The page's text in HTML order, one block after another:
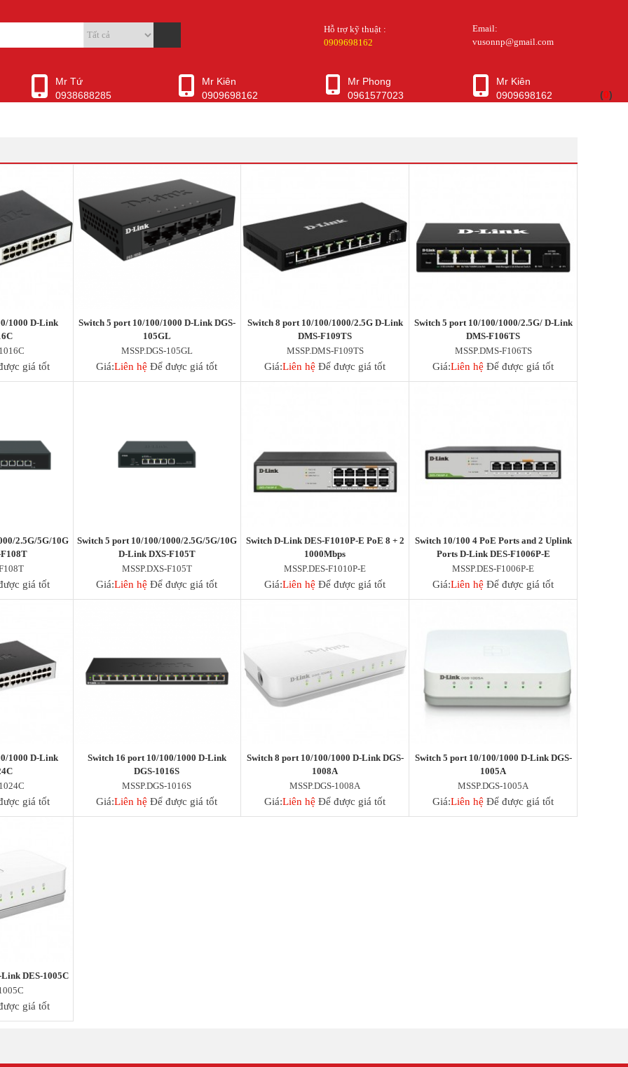
(0)
Hỗ trợ kỹ thuật :
0909698162
Email:
vusonnp@gmail.com
Mr Tứ
0938688285
Mr Kiên
0909698162
Mr Phong
0961577023
Mr Kiên
0909698162
1000 D-Link
giá tốt
Switch 5 port 10/100/1000 D-Link DGS-
105GL
MSSP.DGS-105GL
Giá:Liên hệ Để được giá tốt
Switch 8 port 10/100/1000/2.5G D-Link
DMS-F109TS
MSSP.DMS-F109TS
Giá:Liên hệ Để được giá tốt
Switch 5 port 10/100/1000/2.5G/ D-Link
DMS-F106TS
MSSP.DMS-F106TS
Giá:Liên hệ Để được giá tốt
2.5G/5G/10G
giá tốt
Switch 5 port 10/100/1000/2.5G/5G/10G
D-Link DXS-F105T
MSSP.DXS-F105T
Giá:Liên hệ Để được giá tốt
Switch D-Link DES-F1010P-E PoE 8 + 2
1000Mbps
MSSP.DES-F1010P-E
Giá:Liên hệ Để được giá tốt
Switch 10/100 4 PoE Ports and 2 Uplink
Ports D-Link DES-F1006P-E
MSSP.DES-F1006P-E
Giá:Liên hệ Để được giá tốt
1000 D-Link
giá tốt
Switch 16 port 10/100/1000 D-Link
DGS-1016S
MSSP.DGS-1016S
Giá:Liên hệ Để được giá tốt
Switch 8 port 10/100/1000 D-Link DGS-
1008A
MSSP.DGS-1008A
Giá:Liên hệ Để được giá tốt
Switch 5 port 10/100/1000 D-Link DGS-
1005A
MSSP.DGS-1005A
Giá:Liên hệ Để được giá tốt
DES-1005C
giá tốt